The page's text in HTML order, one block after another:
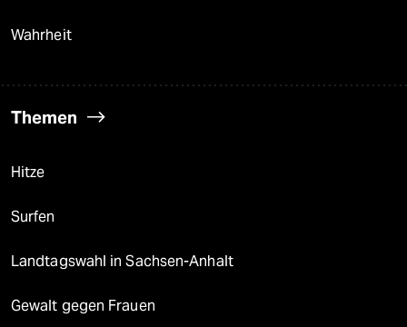
Wahrheit
Themen
Hitze
Surfen
Landtagswahl in Sachsen-Anhalt
Gewalt gegen Frauen